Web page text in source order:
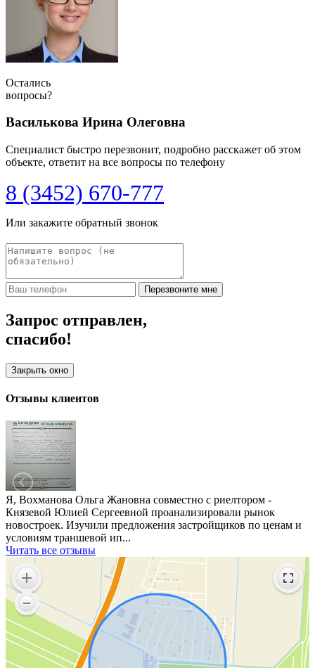
Остались
вопросы?
Василькова Ирина Олеговна
Специалист быстро перезвонит, подробно расскажет об этом
объекте, ответит на все вопросы по телефону
8 (3452) 670-777
Или закажите обратный звонок
Перезвоните мне
Запрос отправлен,
спасибо!
Закрыть окно
Отзывы клиентов
Я, Вохманова Ольга Жановна совместно с риелтором -
Князевой Юлией Сергеевной проанализировали рынок
новостроек. Изучили предложения застройщиков по ценам и
условиям траншевой ип...
Читать все отзывы